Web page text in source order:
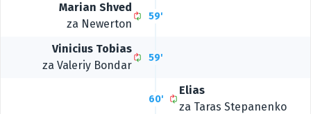
Marian Shved
za Newerton
59'
Vinicius Tobias
za Valeriy Bondar
59'
60'
Elias
za Taras Stepanenko